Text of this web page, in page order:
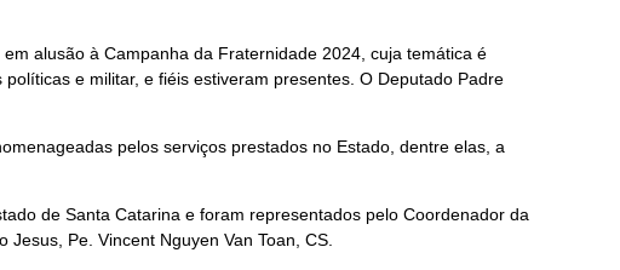
alusão à Campanha da Fraternidade 2024, cuja temática é
e militar, e fiéis estiveram presentes. O Deputado Padre
pelos serviços prestados no Estado, dentre elas, a
de Santa Catarina e foram representados pelo Coordenador da
Pe. Vincent Nguyen Van Toan, CS.